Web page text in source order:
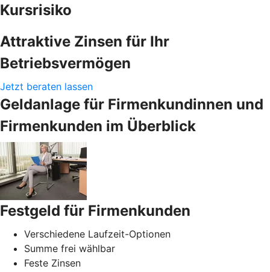
Kursrisiko
Attraktive Zinsen für Ihr
Betriebsvermögen
Jetzt beraten lassen
Geldanlage für Firmenkundinnen und
Firmenkunden im Überblick
Festgeld für Firmenkunden
Verschiedene Laufzeit-Optionen
Summe frei wählbar
Feste Zinsen